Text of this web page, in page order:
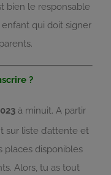
bien le responsable
qui doit signer
?
à minuit. A partir
sur liste d’attente et
places disponibles
Alors, tu as tout